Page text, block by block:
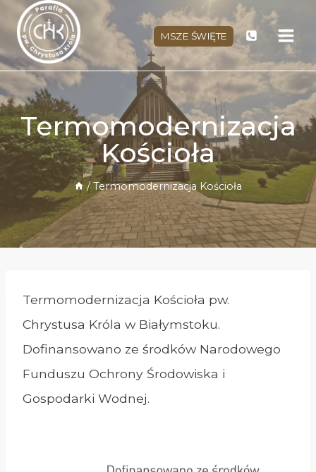
Przejdź
treści
MSZE ŚWIĘTE
Termomodernizacja
Kościoła
/ Termomodernizacja Kościoła
Termomodernizacja Kościoła pw.
Chrystusa Króla w Białymstoku.
Dofinansowano ze środków Narodowego
Funduszu Ochrony Środowiska i
Gospodarki Wodnej.